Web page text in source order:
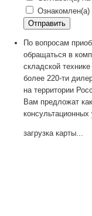
Ознакомлен(а)
По вопросам
обращаться в
складской
более 220-ти
на территории
Вам предложат
загрузка карты...